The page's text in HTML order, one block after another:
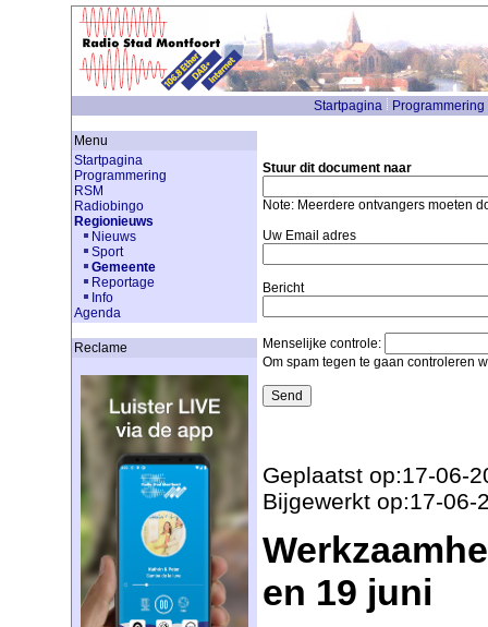
Startpagina Programmering
Menu
Startpagina
Programmering
RSM
Radiobingo
Regionieuws
Nieuws
Sport
Gemeente
Reportage
Info
Agenda
Reclame
Stuur dit document naar
Note: Meerdere ontvangers moeten
Uw Email adres
Bericht
Menselijke controle:
Om spam tegen te gaan controleren
Geplaatst op:17-06-
Bijgewerkt op:17-06-
en 19 juni